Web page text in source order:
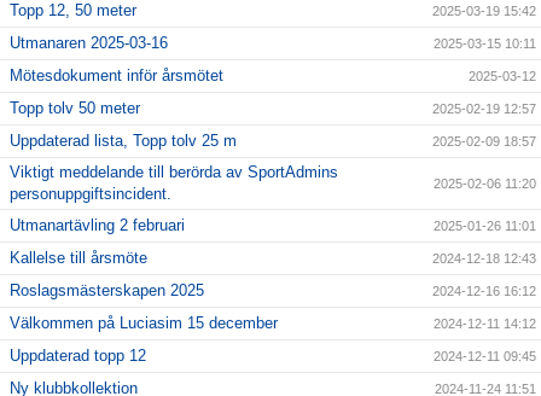
Topp 12, 50 meter 2025-03-19 15:42
Utmanaren 2025-03-16 2025-03-15 10:11
Mötesdokument inför årsmötet 2025-03-12
Topp tolv 50 meter 2025-02-19 12:57
Uppdaterad lista, Topp tolv 25 m 2025-02-09 18:57
Viktigt meddelande till berörda av SportAdmins
personuppgiftsincident.
2025-02-06 11:20
Utmanartävling 2 februari 2025-01-26 11:01
Kallelse till årsmöte 2024-12-18 12:43
Roslagsmästerskapen 2025 2024-12-16 16:12
Välkommen på Luciasim 15 december 2024-12-11 14:12
Uppdaterad topp 12 2024-12-11 09:45
Ny klubbkollektion 2024-11-24 11:51